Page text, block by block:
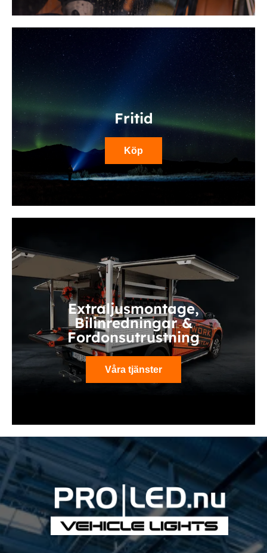
Fritid
Köp
Extraljusmontage,
Bilinredningar &
Fordonsutrustning
Våra tjänster